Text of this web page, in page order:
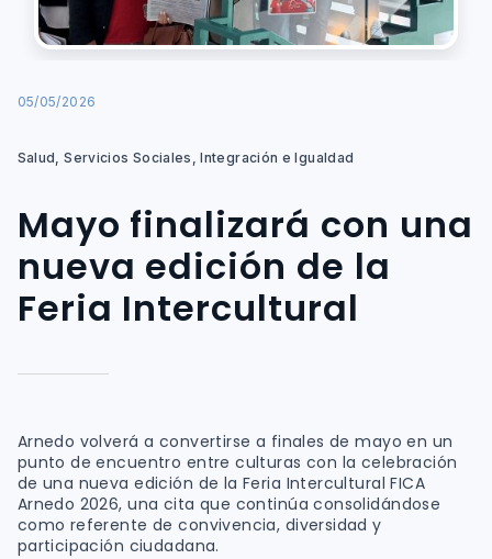
05/05/2026
Salud, Servicios Sociales, Integración e Igualdad
Mayo finalizará con una
nueva edición de la
Feria Intercultural
Arnedo volverá a convertirse a finales de mayo en un
punto de encuentro entre culturas con la celebración
de una nueva edición de la Feria Intercultural FICA
Arnedo 2026, una cita que continúa consolidándose
como referente de convivencia, diversidad y
participación ciudadana.